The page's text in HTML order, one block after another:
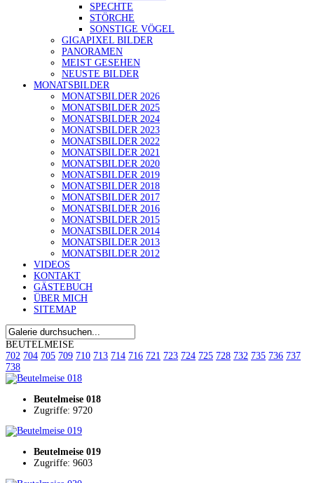
SPECHTE
STÖRCHE
SONSTIGE VÖGEL
GIGAPIXEL BILDER
PANORAMEN
MEIST GESEHEN
NEUSTE BILDER
MONATSBILDER
MONATSBILDER 2026
MONATSBILDER 2025
MONATSBILDER 2024
MONATSBILDER 2023
MONATSBILDER 2022
MONATSBILDER 2021
MONATSBILDER 2020
MONATSBILDER 2019
MONATSBILDER 2018
MONATSBILDER 2017
MONATSBILDER 2016
MONATSBILDER 2015
MONATSBILDER 2014
MONATSBILDER 2013
MONATSBILDER 2012
VIDEOS
KONTAKT
GÄSTEBUCH
ÜBER MICH
SITEMAP
BEUTELMEISE
702 704 705 709 710 713 714 716 721 723 724 725 728 732 735 736 737
738
Beutelmeise 018
Zugriffe: 9720
Beutelmeise 019
Zugriffe: 9603